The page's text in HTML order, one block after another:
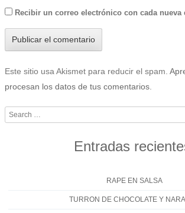
Recibir un correo electrónico con cada nueva
Este sitio usa Akismet para reducir el spam.
procesan los datos de tus comentarios
Search
Entradas
RAPE EN SALSA
TURRON DE CHOCOLATE Y